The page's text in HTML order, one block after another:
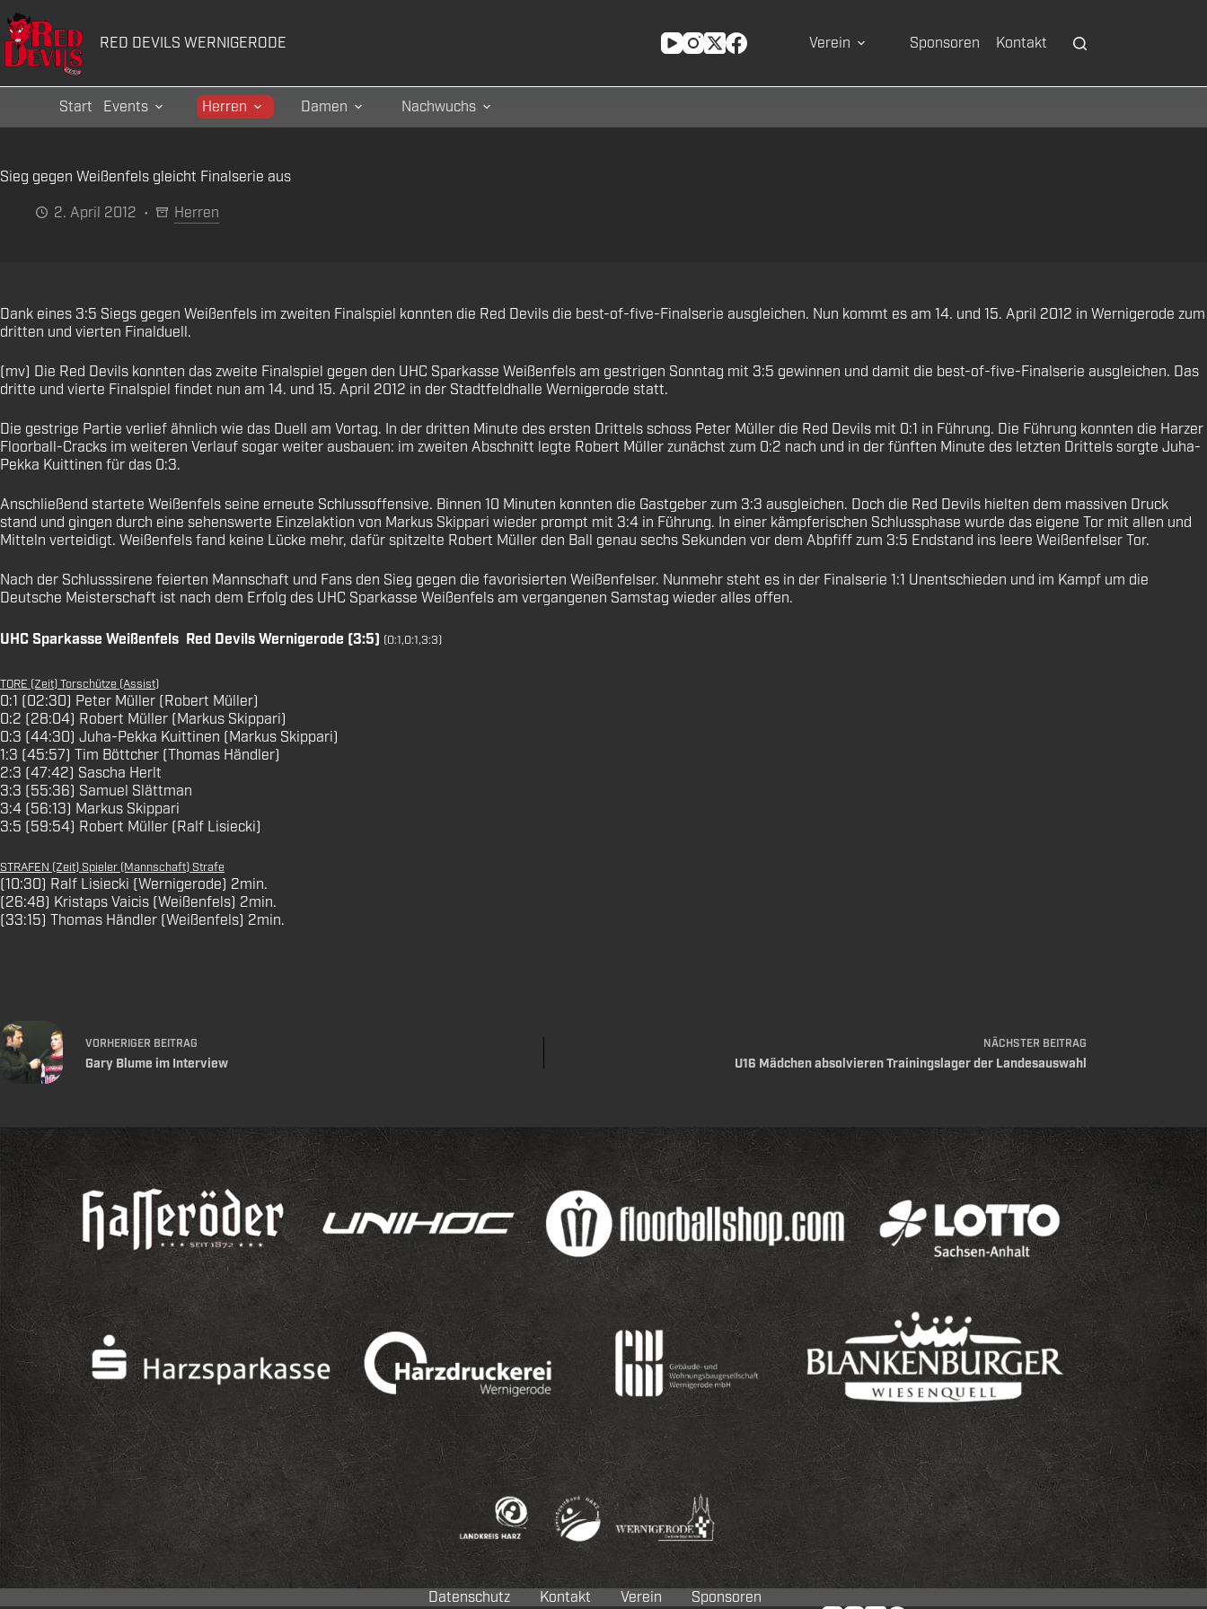
Zum
Inhalt
springen
RED DEVILS WERNIGERODE Verein Sponsoren Kontakt
Start Events Herren Damen Nachwuchs
Sieg gegen Weißenfels gleicht Finalserie aus
2. April 2012
Herren
Dank eines 3:5 Siegs gegen Weißenfels im zweiten Finalspiel konnten die Red Devils die best-of-five-Finalserie ausgleichen. Nun kommt es am 14. und 15. April 2012 in Wernigerode zum
dritten und vierten Finalduell.
(mv) Die Red Devils konnten das zweite Finalspiel gegen den UHC Sparkasse Weißenfels am gestrigen Sonntag mit 3:5 gewinnen und damit die best-of-five-Finalserie ausgleichen. Das
dritte und vierte Finalspiel findet nun am 14. und 15. April 2012 in der Stadtfeldhalle Wernigerode statt.
Die gestrige Partie verlief ähnlich wie das Duell am Vortag. In der dritten Minute des ersten Drittels schoss Peter Müller die Red Devils mit 0:1 in Führung. Die Führung konnten die Harzer
Floorball-Cracks im weiteren Verlauf sogar weiter ausbauen: im zweiten Abschnitt legte Robert Müller zunächst zum 0:2 nach und in der fünften Minute des letzten Drittels sorgte Juha-
Pekka Kuittinen für das 0:3.
Anschließend startete Weißenfels seine erneute Schlussoffensive. Binnen 10 Minuten konnten die Gastgeber zum 3:3 ausgleichen. Doch die Red Devils hielten dem massiven Druck
stand und gingen durch eine sehenswerte Einzelaktion von Markus Skippari wieder prompt mit 3:4 in Führung. In einer kämpferischen Schlussphase wurde das eigene Tor mit allen und
Mitteln verteidigt. Weißenfels fand keine Lücke mehr, dafür spitzelte Robert Müller den Ball genau sechs Sekunden vor dem Abpfiff zum 3:5 Endstand ins leere Weißenfelser Tor.
Nach der Schlusssirene feierten Mannschaft und Fans den Sieg gegen die favorisierten Weißenfelser. Nunmehr steht es in der Finalserie 1:1 Unentschieden und im Kampf um die
Deutsche Meisterschaft ist nach dem Erfolg des UHC Sparkasse Weißenfels am vergangenen Samstag wieder alles offen.
UHC Sparkasse Weißenfels  Red Devils Wernigerode (3:5) (0:1,0:1,3:3)
TORE (Zeit) Torschütze (Assist)
0:1 (02:30) Peter Müller (Robert Müller)
0:2 (28:04) Robert Müller (Markus Skippari)
0:3 (44:30) Juha-Pekka Kuittinen (Markus Skippari)
1:3 (45:57) Tim Böttcher (Thomas Händler)
2:3 (47:42) Sascha Herlt
3:3 (55:36) Samuel Slättman
3:4 (56:13) Markus Skippari
3:5 (59:54) Robert Müller (Ralf Lisiecki)
STRAFEN (Zeit) Spieler (Mannschaft) Strafe
(10:30) Ralf Lisiecki (Wernigerode) 2min.
(26:48) Kristaps Vaicis (Weißenfels) 2min.
(33:15) Thomas Händler (Weißenfels) 2min.
VORHERIGER BEITRAG
Gary Blume im Interview
NÄCHSTER BEITRAG
U16 Mädchen absolvieren Trainingslager der Landesauswahl
Datenschutz Kontakt Verein
Sponsoren